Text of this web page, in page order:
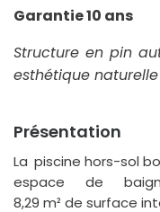
Garantie 10 ans
Structure en pin
esthétique
Présentation
La piscine hors-sol
espace de
8,29 m² de surface